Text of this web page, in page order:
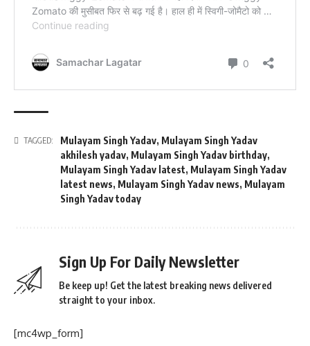
TAGGED: Mulayam Singh Yadav, Mulayam Singh Yadav
akhilesh yadav, Mulayam Singh Yadav birthday,
Mulayam Singh Yadav latest, Mulayam Singh Yadav
latest news, Mulayam Singh Yadav news, Mulayam
Singh Yadav today
Sign Up For Daily Newsletter
Be keep up! Get the latest breaking news delivered
straight to your inbox.
[mc4wp_form]